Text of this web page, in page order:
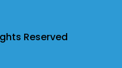
Reserved